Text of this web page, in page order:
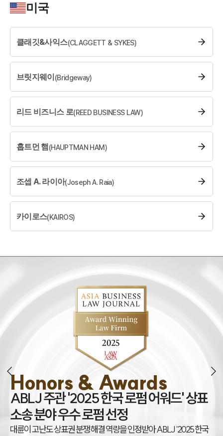
언론보도
법률 블로그
법률서식
뉴스레터/브로슈어
대륜법률상담예약
대륜법률상담예약
미국
클래깃&사익스(CLAGGETT & SYKES)
브릿지웨이(Bridgeway)
리드 비즈니스 로(REED BUSINESS LAW)
홉트먼 햄(HAUPTMAN HAM)
조셉 A. 라이아(Joseph A. Raia)
카이로스(KAIROS)
Honors & Awards
ABLJ 주관 '2025 한국 로펌 어워드' 상표
소송 분야 우수 로펌 선정
대륜이 고난도 상표권 분쟁 해결 역량을 인정받아 ABLJ ‘2025 한국